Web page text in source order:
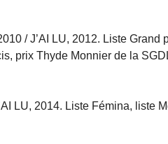
/ J’AI LU, 2012. Liste Grand
prix Thyde Monnier de la
LU, 2014. Liste Fémina, liste